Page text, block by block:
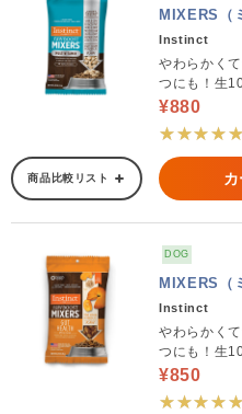
MIXERS（
Instinct
やわらかく
つにも！生
¥880
★★★★★
商品比較リスト
DOG
MIXERS
Instinct
やわらかく
つにも！生
¥850
★★★★★